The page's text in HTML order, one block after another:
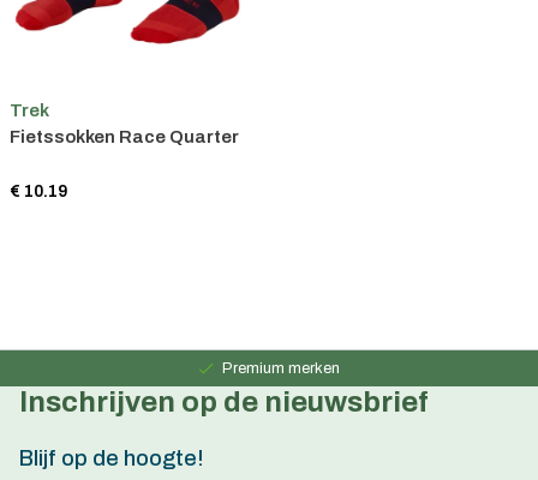
Trek
Fietssokken Race Quarter
€ 10.19
Premium merken
Persoonlijk advies
Inschrijven op de nieuwsbrief
Blijf op de hoogte!